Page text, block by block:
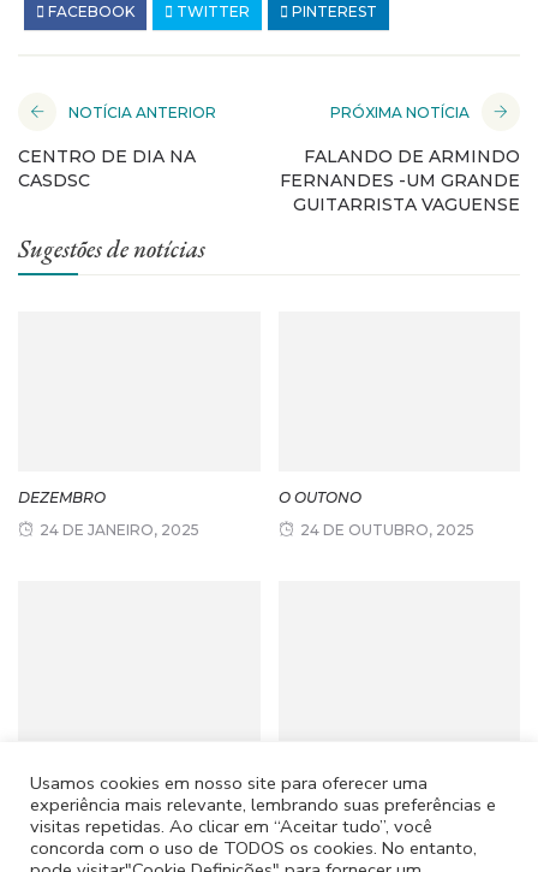
FACEBOOK TWITTER PINTEREST
NOTÍCIA ANTERIOR
CENTRO DE DIA NA
CASDSC
PRÓXIMA NOTÍCIA
FALANDO DE ARMINDO
FERNANDES -UM GRANDE
GUITARRISTA VAGUENSE
Sugestões de notícias
DEZEMBRO
24 DE JANEIRO, 2025
O OUTONO
24 DE OUTUBRO, 2025
27 DE FEVEREIRO, 2023
VAGA D’OURO – CATEGORIA
SOCIAL
21 DE MARÇO, 2025
Usamos cookies em nosso site para oferecer uma
experiência mais relevante, lembrando suas preferências e
visitas repetidas. Ao clicar em “Aceitar tudo”, você
concorda com o uso de TODOS os cookies. No entanto,